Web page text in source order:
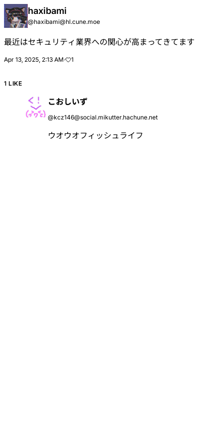
haxibami
@haxibami@hl.cune.moe
最近はセキュリティ業界への関心が高まってきてます
Apr 13, 2025, 2:13 AM· 1
1 LIKE
こおしいず
@kcz146@social.mikutter.hachune.net
ウオウオフィッシュライフ